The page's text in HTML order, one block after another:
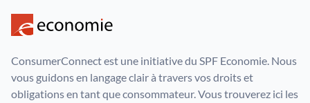
ConsumerConnect est une initiative du SPF Economie. Nous
vous guidons en langage clair à travers vos droits et
obligations en tant que consommateur. Vous trouverez ici les